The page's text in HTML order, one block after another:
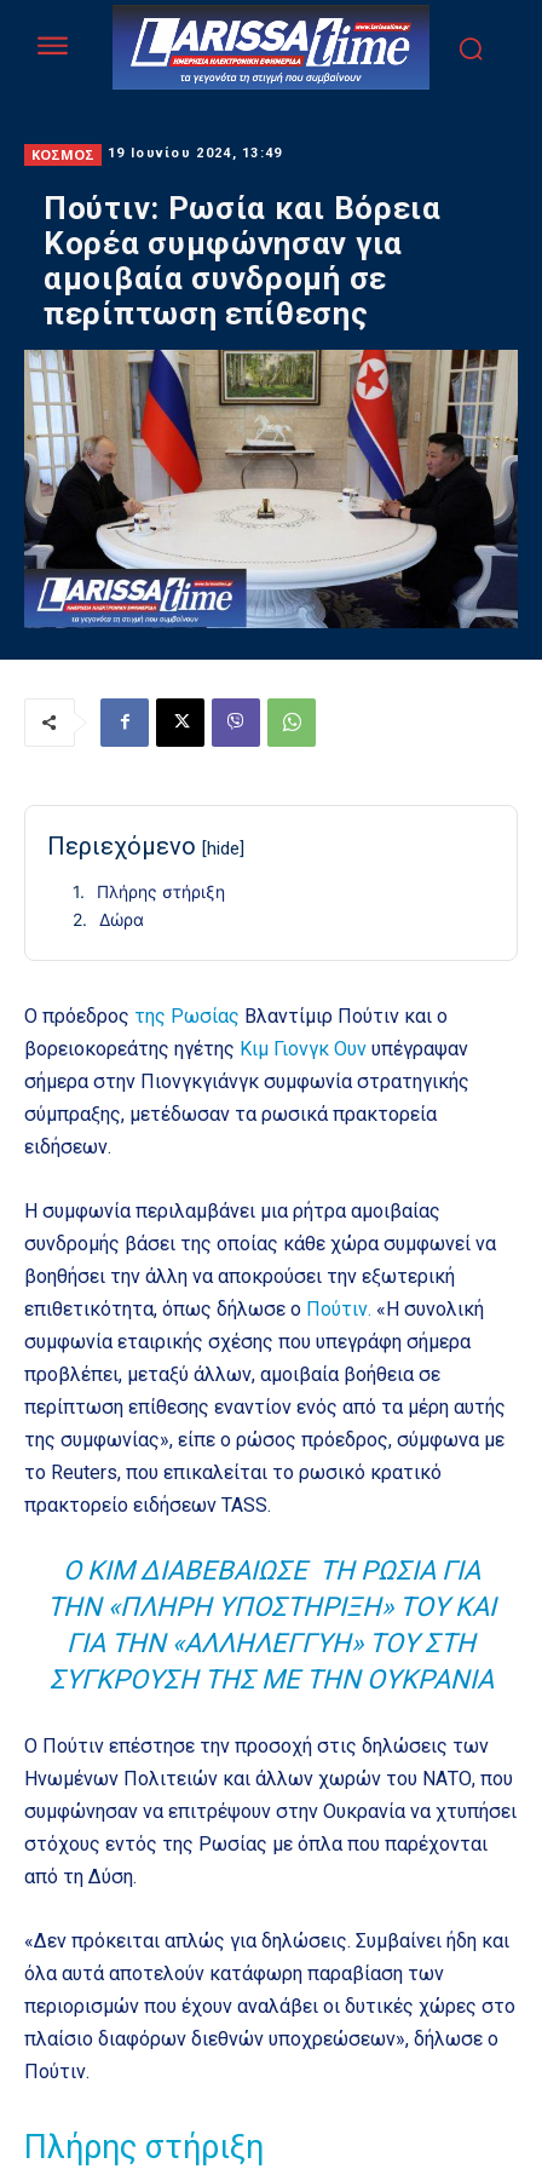
ΚΟΣΜΟΣ 19 Ιουνίου 2024, 13:49
Πούτιν: Ρωσία και Βόρεια
Κορέα συμφώνησαν για
αμοιβαία συνδρομή σε
περίπτωση επίθεσης
Περιεχόμενο [hide]
Πλήρης στήριξη
Δώρα
Ο πρόεδρος της Ρωσίας Βλαντίμιρ Πούτιν και ο
βορειοκορεάτης ηγέτης Κιμ Γιονγκ Ουν υπέγραψαν
σήμερα στην Πιονγκγιάνγκ συμφωνία στρατηγικής
σύμπραξης, μετέδωσαν τα ρωσικά πρακτορεία
ειδήσεων.
Η συμφωνία περιλαμβάνει μια ρήτρα αμοιβαίας
συνδρομής βάσει της οποίας κάθε χώρα συμφωνεί να
βοηθήσει την άλλη να αποκρούσει την εξωτερική
επιθετικότητα, όπως δήλωσε ο Πούτιν. «Η συνολική
συμφωνία εταιρικής σχέσης που υπεγράφη σήμερα
προβλέπει, μεταξύ άλλων, αμοιβαία βοήθεια σε
περίπτωση επίθεσης εναντίον ενός από τα μέρη αυτής
της συμφωνίας», είπε ο ρώσος πρόεδρος, σύμφωνα με
το Reuters, που επικαλείται το ρωσικό κρατικό
πρακτορείο ειδήσεων TASS.
Ο ΚΙΜ ΔΙΑΒΕΒΑΊΩΣΕ ΤΗ ΡΩΣΊΑ ΓΙΑ
ΤΗΝ «ΠΛΉΡΗ ΥΠΟΣΤΉΡΙΞΉ» ΤΟΥ ΚΑΙ
ΓΙΑ ΤΗΝ «ΑΛΛΗΛΕΓΓΎΗ» ΤΟΥ ΣΤΗ
ΣΎΓΚΡΟΥΣΉ ΤΗΣ ΜΕ ΤΗΝ ΟΥΚΡΑΝΊΑ
Ο Πούτιν επέστησε την προσοχή στις δηλώσεις των
Ηνωμένων Πολιτειών και άλλων χωρών του ΝΑΤΟ, που
συμφώνησαν να επιτρέψουν στην Ουκρανία να χτυπήσει
στόχους εντός της Ρωσίας με όπλα που παρέχονται
από τη Δύση.
«Δεν πρόκειται απλώς για δηλώσεις. Συμβαίνει ήδη και
όλα αυτά αποτελούν κατάφωρη παραβίαση των
περιορισμών που έχουν αναλάβει οι δυτικές χώρες στο
πλαίσιο διαφόρων διεθνών υποχρεώσεων», δήλωσε ο
Πούτιν.
Πλήρης στήριξη